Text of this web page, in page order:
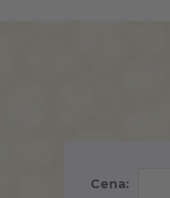
Cena: